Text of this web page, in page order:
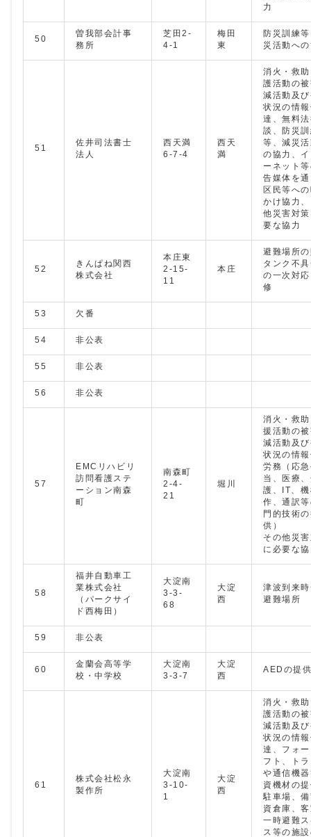
力
50
曽我部会計事
務所
芝田2-
4-1
梅田
東
防災訓練
災活動へ
51
佐井司法書士
法人
西天満
6-7-4
西天
満
消火・救
護活動の
減活動及
状況の情
達、無料
談、防災
等、減災
の協力、
ーネット
告媒体を
区民等へ
かけ協力
他災害対
要な協力
52
きんぱね関西
株式会社
本庄東
2-15-
11
本庄
避難場所
タンク不
の一次対
修
53 欠番
54 非公表
55 非公表
56 非公表
57
EMCリハビリ
訪問看護ステ
ーション南森
町
南森町
2-4-
21
堀川
消火・救
援活動の
減活動及
状況の情
労務（応
当、医療
護、IT、
作、通訳
門的技術
供）
その他災
に必要な
58
福井自動車工
業株式会社
（パークサイ
ド西梅田）
大淀南
3-3-
68
大淀
西
津波到来
避難場所
59 非公表
60
金蘭会高等学
校・中学校
大淀南
3-3-7
大淀
西
AEDの提
61
株式会社松永
製作所
大淀南
3-10-
1
大淀
西
消火・救
護活動の
減活動及
状況の情
達、フォ
フト、ト
や通信機
資機材の
駐車場、
資倉庫、
一時避難
ス等の施